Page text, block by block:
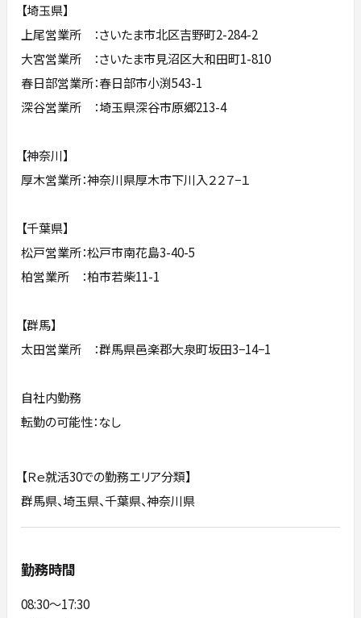
【埼玉県】
上尾営業所 ：さいたま市北区吉野町2-284-2
大宮営業所 ：さいたま市見沼区大和田町1-810
春日部営業所：春日部市小渕543-1
深谷営業所 ：埼玉県深谷市原郷213-4
【神奈川】
厚木営業所：神奈川県厚木市下川入２２７−１
【千葉県】
松戸営業所：松戸市南花島3-40-5
柏営業所 ：柏市若柴11-1
【群馬】
太田営業所 ：群馬県邑楽郡大泉町坂田3−14−1
自社内勤務
転勤の可能性：なし
【Ｒｅ就活30での勤務エリア分類】
群馬県、埼玉県、千葉県、神奈川県
勤務時間
08:30～17:30